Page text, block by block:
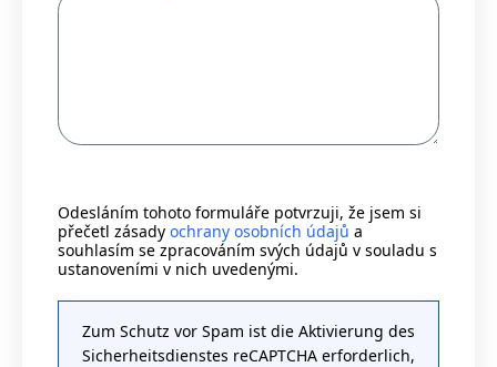
Odesláním tohoto formuláře potvrzuji, že jsem si
přečetl zásady ochrany osobních údajů a
souhlasím se zpracováním svých údajů v souladu s
ustanoveními v nich uvedenými.
Zum Schutz vor Spam ist die Aktivierung des
Sicherheitsdienstes reCAPTCHA erforderlich,